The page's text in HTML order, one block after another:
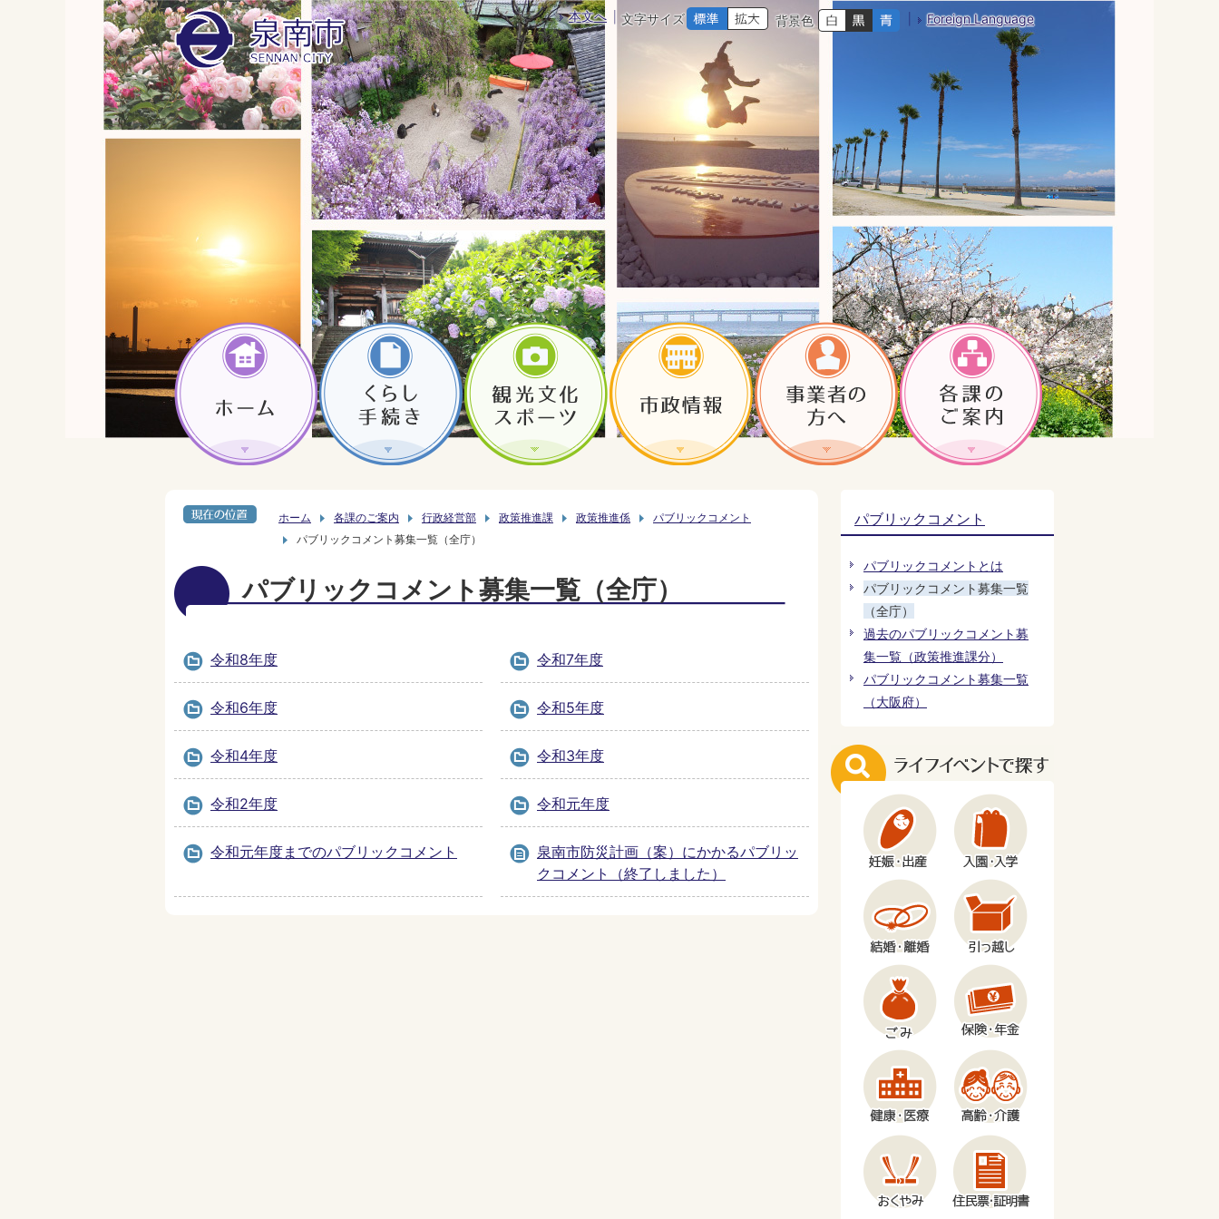
本文へ 文字サイズ 背景色 Foreign Language
ホーム 各課のご案内 行政経営部 政策推進課 政策推進係
パブリックコメント
パブリックコメント募集一覧（全庁）
パブリックコメント募集一覧（全庁）
令和8年度 令和7年度
令和6年度 令和5年度
令和4年度 令和3年度
令和2年度 令和元年度
令和元年度までのパブリックコメント
泉南市防災計画（案）にかかるパブリッ
クコメント（終了しました）
パブリックコメント
パブリックコメントとは
パブリックコメント募集一覧
（全庁）
過去のパブリックコメント募
集一覧（政策推進課分）
パブリックコメント募集一覧
（大阪府）